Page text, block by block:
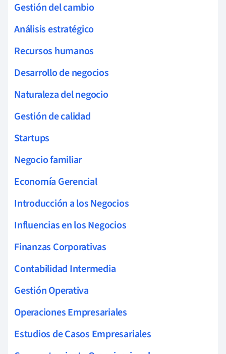
Gestión del cambio
Análisis estratégico
Recursos humanos
Desarrollo de negocios
Naturaleza del negocio
Gestión de calidad
Startups
Negocio familiar
Economía Gerencial
Introducción a los Negocios
Influencias en los Negocios
Finanzas Corporativas
Contabilidad Intermedia
Gestión Operativa
Operaciones Empresariales
Estudios de Casos Empresariales